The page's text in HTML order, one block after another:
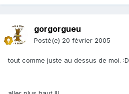
gorgorgueu
Posté(e) 20 février 2005
tout comme juste au dessus de moi. :D